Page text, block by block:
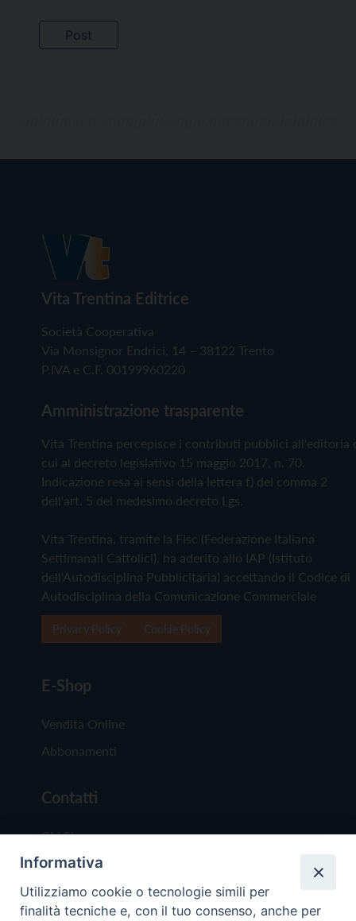
Vita Trentina Editrice
Società Cooperativa
Via Monsignor Endrici, 14 – 38122 Trento
P.IVA e C.F. 00199960220
Amministrazione trasparente
Vita Trentina percepisce i contributi pubblici all'editoria
cui al decreto legislativo 15 maggio 2017, n. 70.
Indicazione resa ai sensi della lettera f) del comma 2
dell'art. 5 del medesimo decreto Lgs.
Vita Trentina, tramite la Fisc (Federazione Italiana
Settimanali Cattolici), ha aderito allo IAP (Istituto
dell'Autodisciplina Pubblicitaria) accettando il Codice di
Autodisciplina della Comunicazione Commerciale
E-Shop
Vendita Online
Abbonamenti
Contatti
Chi Siamo
Redazione
Scrivici
Informativa
Utilizziamo cookie o tecnologie simili per
finalità tecniche e, con il tuo consenso, anche per